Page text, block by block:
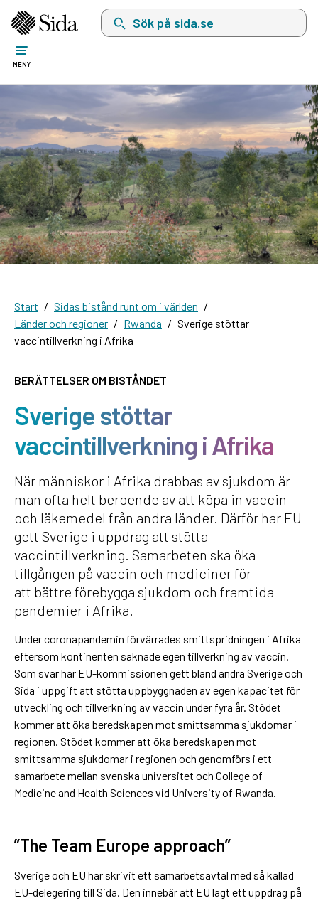
Sök på sida.se, sökförslag kommer att visas
MENY
Start
Sidas bistånd runt om i världen
Länder och regioner
Rwanda
Sverige stöttar
vaccintillverkning i Afrika
BERÄTTELSER OM BISTÅNDET
Sverige stöttar
vaccintillverkning i Afrika
När människor i Afrika drabbas av sjukdom är
man ofta helt beroende av att köpa in vaccin
och läkemedel från andra länder. Därför har EU
gett Sverige i uppdrag att stötta
vaccintillverkning. Samarbeten ska öka
tillgången på vaccin och mediciner för
att bättre förebygga sjukdom och framtida
pandemier i Afrika.
Under coronapandemin förvärrades smittspridningen i Afrika
eftersom kontinenten saknade egen tillverkning av vaccin.
Som svar har EU-kommissionen gett bland andra Sverige och
Sida i uppgift att stötta uppbyggnaden av egen kapacitet för
utveckling och tillverkning av vaccin under fyra år. Stödet
kommer att öka beredskapen mot smittsamma sjukdomar i
regionen. Stödet kommer att öka beredskapen mot
smittsamma sjukdomar i regionen och genomförs i ett
samarbete mellan svenska universitet och College of
Medicine and Health Sciences vid University of Rwanda.
”The Team Europe approach”
Sverige och EU har skrivit ett samarbetsavtal med så kallad
EU-delegering till Sida. Den innebär att EU lagt ett uppdrag på